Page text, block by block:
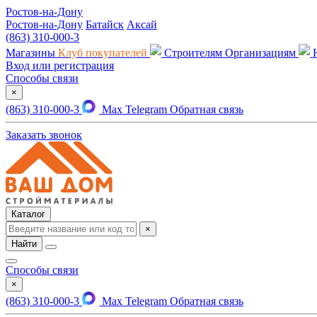
Ростов-на-Дону
Ростов-на-Дону Батайск Аксай
(863) 310-000-3
Магазины Клуб покупателей Строителям Организациям
Вход или регистрация
Способы связи
×
(863) 310-000-3 Max Telegram Обратная связь
Заказать звонок
Каталог
×
Найти
Способы связи
×
(863) 310-000-3 Max Telegram Обратная связь